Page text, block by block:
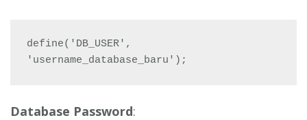
define('DB_USER',
'username_database_baru');
Database Password: